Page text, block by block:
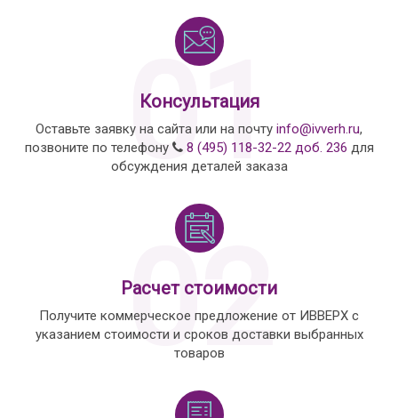
01
Консультация
Оставьте заявку на сайта или на почту info@ivverh.ru,
позвоните по телефону
8 (495) 118-32-22 доб. 236 для
обсуждения деталей заказа
02
Расчет стоимости
Получите коммерческое предложение от ИВВЕРХ с
указанием стоимости и сроков доставки выбранных
товаров